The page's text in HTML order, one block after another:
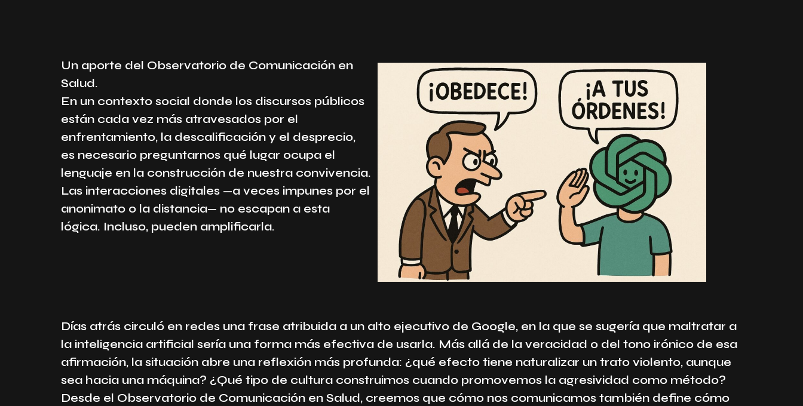
Un aporte del Observatorio de Comunicación en
Salud.
En un contexto social donde los discursos públicos
están cada vez más atravesados por el
enfrentamiento, la descalificación y el desprecio,
es necesario preguntarnos qué lugar ocupa el
lenguaje en la construcción de nuestra convivencia.
Las interacciones digitales —a veces impunes por el
anonimato o la distancia— no escapan a esta
lógica. Incluso, pueden amplificarla.
Días atrás circuló en redes una frase atribuida a un alto ejecutivo de Google, en la que se sugería que maltratar a
la inteligencia artificial sería una forma más efectiva de usarla. Más allá de la veracidad o del tono irónico de esa
afirmación, la situación abre una reflexión más profunda: ¿qué efecto tiene naturalizar un trato violento, aunque
sea hacia una máquina? ¿Qué tipo de cultura construimos cuando promovemos la agresividad como método?
Desde el Observatorio de Comunicación en Salud, creemos que cómo nos comunicamos también define cómo